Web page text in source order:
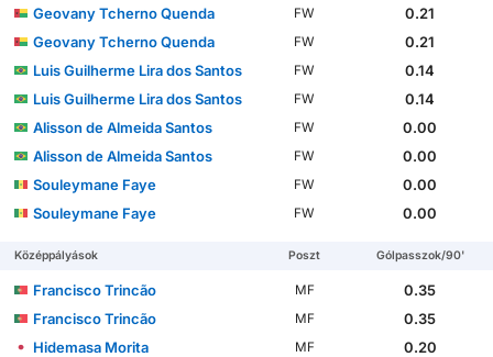
Geovany Tcherno Quenda
FW
0.21
Geovany Tcherno Quenda
FW
0.21
Luis Guilherme Lira dos Santos
FW
0.14
Luis Guilherme Lira dos Santos
FW
0.14
Alisson de Almeida Santos
FW
0.00
Alisson de Almeida Santos
FW
0.00
Souleymane Faye
FW
0.00
Souleymane Faye
FW 0.00
Középpályások Poszt Gólpasszok/90'
Francisco Trincão MF
0.35
Francisco Trincão
MF
0.35
Hidemasa Morita
MF
0.20